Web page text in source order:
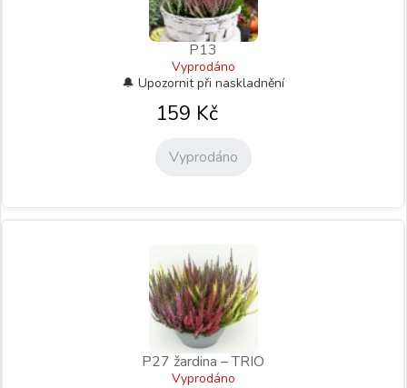
P13
Vyprodáno
159 Kč
Vyprodáno
P27 žardina – TRIO
Vyprodáno